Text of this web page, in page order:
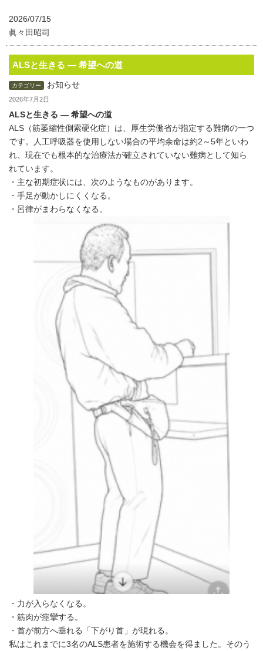
2026/07/15
眞々田昭司
ALSと生きる ― 希望への道
カテゴリー お知らせ
2026年7月2日
ALSと生きる ― 希望への道
ALS（筋萎縮性側索硬化症）は、厚生労働省が指定する難病の一つ
です。人工呼吸器を使用しない場合の平均余命は約2～5年といわ
れ、現在でも根本的な治療法が確立されていない難病として知ら
れています。
・主な初期症状には、次のようなものがあります。
・手足が動かしにくくなる。
・呂律がまわらなくなる。
・力が入らなくなる。
・筋肉が痙攣する。
・首が前方へ垂れる「下がり首」が現れる。
私はこれまでに3名のALS患者を施術する機会を得ました。そのう